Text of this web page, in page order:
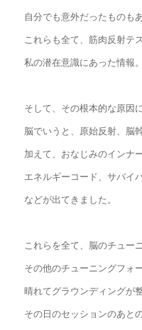
自分でも意外だったものも
これらも全て、筋肉反射テ
私の潜在意識にあった情報。
そして、その根本的な原因
脳でいうと、原始反射、脳
加えて、おなじみのインナ
エネルギーコード、サバイ
などが出てきました。
これらを全て、脳のチュー
その他のチューニングフォ
晴れてグラウンディングが
その日のセッションのあと